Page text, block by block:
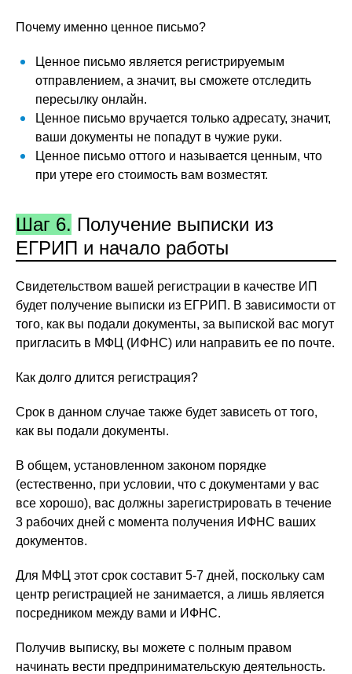
Почему именно ценное письмо?
Ценное письмо является регистрируемым
отправлением, а значит, вы сможете отследить
пересылку онлайн.
Ценное письмо вручается только адресату, значит,
ваши документы не попадут в чужие руки.
Ценное письмо оттого и называется ценным, что
при утере его стоимость вам возместят.
Шаг 6. Получение выписки из
ЕГРИП и начало работы
Свидетельством вашей регистрации в качестве ИП
будет получение выписки из ЕГРИП. В зависимости от
того, как вы подали документы, за выпиской вас могут
пригласить в МФЦ (ИФНС) или направить ее по почте.
Как долго длится регистрация?
Срок в данном случае также будет зависеть от того,
как вы подали документы.
В общем, установленном законом порядке
(естественно, при условии, что с документами у вас
все хорошо), вас должны зарегистрировать в течение
3 рабочих дней с момента получения ИФНС ваших
документов.
Для МФЦ этот срок составит 5-7 дней, поскольку сам
центр регистрацией не занимается, а лишь является
посредником между вами и ИФНС.
Получив выписку, вы можете с полным правом
начинать вести предпринимательскую деятельность.